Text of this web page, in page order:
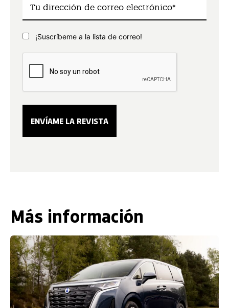
¡Suscríbeme a la lista de correo!
Más información